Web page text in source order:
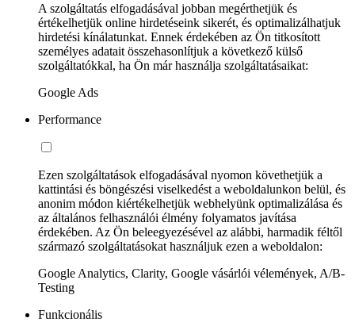
A szolgáltatás elfogadásával jobban megérthetjük és
értékelhetjük online hirdetéseink sikerét, és optimalizálhatjuk
hirdetési kínálatunkat. Ennek érdekében az Ön titkosított
személyes adatait összehasonlítjuk a következő külső
szolgáltatókkal, ha Ön már használja szolgáltatásaikat:
Google Ads
Performance
Ezen szolgáltatások elfogadásával nyomon követhetjük a
kattintási és böngészési viselkedést a weboldalunkon belül, és
anonim módon kiértékelhetjük webhelyünk optimalizálása és
az általános felhasználói élmény folyamatos javítása
érdekében. Az Ön beleegyezésével az alábbi, harmadik féltől
származó szolgáltatásokat használjuk ezen a weboldalon:
Google Analytics, Clarity, Google vásárlói vélemények, A/B-
Testing
Funkcionális